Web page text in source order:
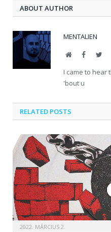
ABOUT AUTHOR
MENTALIEN
WebsiteFacebook
I came to hear
'bout u
RELATED POSTS
2022. MÁRCIUS 2.